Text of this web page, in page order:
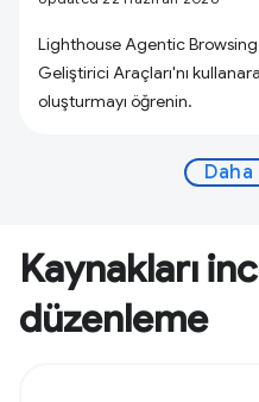
Lighthouse Agentic
Geliştirici Araçları'nı
oluşturmayı öğrenin.
Kaynakları
düzenleme